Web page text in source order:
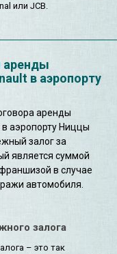
или JCB.
аренды
в аэропорту
аренды
аэропорту Ниццы
залог за
является суммой
в случае
автомобиля.
залога
– это так